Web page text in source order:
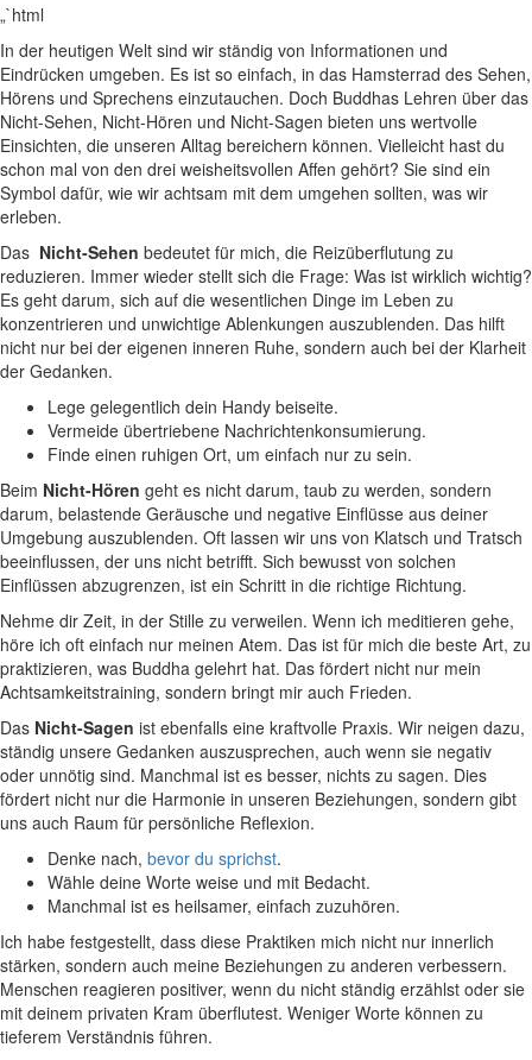
„`html
In der heutigen Welt sind wir ständig von Informationen und
Eindrücken umgeben. Es ist⁤ so ⁢einfach, in das‌ Hamsterrad des Sehen,
Hörens und Sprechens‍ einzutauchen.⁣ Doch‌ Buddhas Lehren über das
Nicht-Sehen, Nicht-Hören und⁢ Nicht-Sagen bieten⁣ uns wertvolle
⁣Einsichten, die unseren Alltag bereichern können. Vielleicht hast du
schon mal von den drei weisheitsvollen Affen gehört?⁢ Sie sind ein
Symbol dafür,‌ wie wir achtsam mit dem umgehen sollten,​ was wir
erleben.
Das ⁤ Nicht-Sehen bedeutet für mich, die Reizüberflutung‍ zu
reduzieren. Immer ⁤wieder ⁤stellt sich die Frage: Was ist ‍wirklich wichtig?
Es geht darum, sich⁣ auf die wesentlichen Dinge⁣ im⁤ Leben zu
konzentrieren und unwichtige Ablenkungen⁤ auszublenden. Das hilft
nicht nur ⁢bei der​ eigenen⁤ inneren ⁢Ruhe, sondern auch​ bei der Klarheit
⁤der Gedanken.
Lege gelegentlich dein Handy ⁢beiseite.
Vermeide übertriebene Nachrichtenkonsumierung.
Finde einen ⁤ruhigen Ort, um einfach nur zu sein.
Beim Nicht-Hören geht es ⁢nicht darum, taub zu werden, sondern
darum, ⁣belastende Geräusche und negative Einflüsse aus deiner
Umgebung auszublenden. Oft lassen wir uns von Klatsch und Tratsch
beeinflussen, der uns nicht betrifft. Sich bewusst von ‌solchen
Einflüssen abzugrenzen, ist ein ‌Schritt in die richtige Richtung.
Nehme dir Zeit, in der Stille zu verweilen. Wenn ich meditieren⁤ gehe,
höre ​ich‍ oft einfach nur meinen Atem. Das ist ⁤für mich die beste Art, zu
praktizieren, was Buddha gelehrt hat. Das fördert nicht nur mein‌
Achtsamkeitstraining,​ sondern bringt mir auch Frieden.
Das Nicht-Sagen ist ebenfalls eine ⁢kraftvolle Praxis. Wir neigen‌ dazu,
‍ständig unsere Gedanken⁢ auszusprechen, auch wenn sie negativ
‍oder unnötig sind. Manchmal ‍ist ‌es besser, nichts zu sagen. Dies
fördert nicht nur die Harmonie in unseren Beziehungen, sondern gibt
uns auch⁣ Raum für⁢ persönliche Reflexion.
Denke ⁢nach, bevor du sprichst.
Wähle deine Worte weise und mit Bedacht.
Manchmal ist es heilsamer, einfach zuzuhören.
Ich‍ habe festgestellt, dass diese Praktiken mich nicht nur‌ innerlich
stärken, sondern auch meine Beziehungen zu anderen verbessern.
Menschen reagieren ⁣positiver, wenn du nicht ständig erzählst oder sie
mit⁢ deinem privaten Kram überflutest.⁤ Weniger Worte können ‍zu
tieferem ‍Verständnis führen.